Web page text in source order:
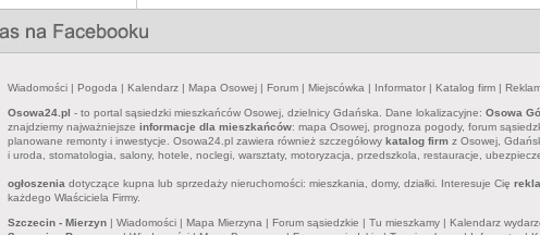
Wiadomości | Pogoda | Kalendarz | Mapa Osowej | Forum | Miejscówka | Informator | Katalog firm |
Osowa24.pl - to portal sąsiedzki mieszkańców Osowej, dzielnicy Gdańska. Dane lokalizacyjne: Osowa
znajdziemy najważniejsze informacje dla mieszkańców: mapa Osowej, prognoza pogody, forum
planowane remonty i inwestycje. Osowa24.pl zawiera również szczegółowy katalog firm z Osowej,
i uroda, stomatologia, salony, hotele, noclegi, warsztaty, motoryzacja, przedszkola, restauracje,
ogłoszenia dotyczące kupna lub sprzedaży nieruchomości: mieszkania, domy, działki. Interesuje Cię
każdego Właściciela Firmy.
Szczecin - Mierzyn | Wiadomości | Mapa Mierzyna | Forum sąsiedzkie | Tu mieszkamy | Kalendarz